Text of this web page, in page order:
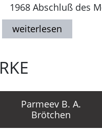
1968 Abschluß des
A. Ponomarev, O. M.
Arbeiten in dem
Bronzemedaille der
(VDNCh SSSR).
Seit 1972 Künstler
Parmeev B. A.
Brötchen